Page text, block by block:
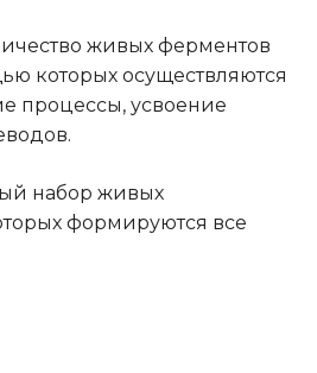
живых ферментов
которых осуществляются
процессы, усвоение
набор живых
формируются все